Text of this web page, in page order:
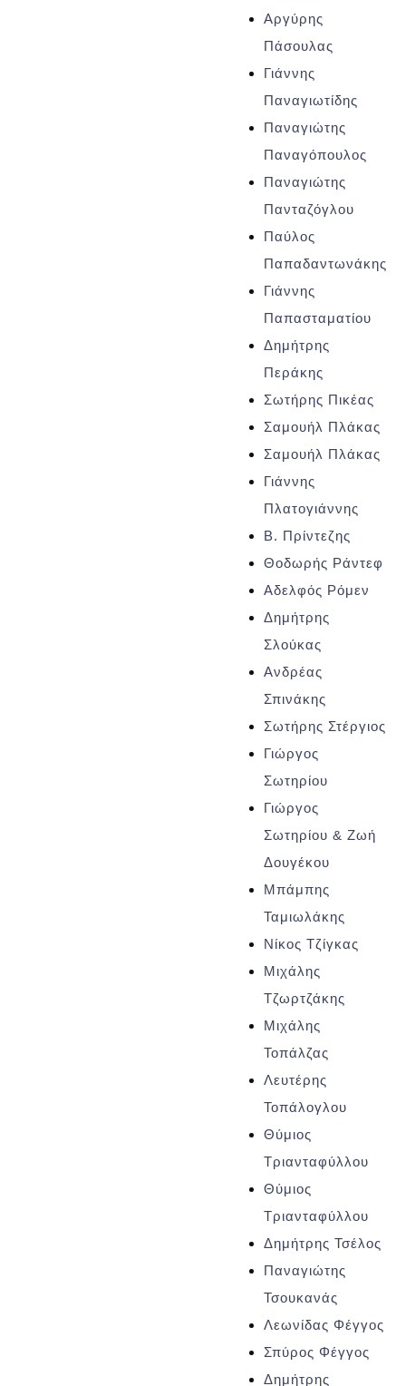
Αργύρης
Πάσουλας
Γιάννης
Παναγιωτίδης
Παναγιώτης
Παναγόπουλος
Παναγιώτης
Πανταζόγλου
Παύλος
Παπαδαντωνάκης
Γιάννης
Παπασταματίου
Δημήτρης
Περάκης
Σωτήρης Πικέας
Σαμουήλ Πλάκας
Σαμουήλ Πλάκας
Γιάννης
Πλατογιάννης
Β. Πρίντεζης
Θοδωρής Ράντεφ
Αδελφός Ρόμεν
Δημήτρης
Σλούκας
Ανδρέας
Σπινάκης
Σωτήρης Στέργιος
Γιώργος
Σωτηρίου
Γιώργος
Σωτηρίου & Ζωή
Δουγέκου
Μπάμπης
Ταμιωλάκης
Νίκος Τζίγκας
Μιχάλης
Τζωρτζάκης
Μιχάλης
Τοπάλζας
Λευτέρης
Τοπάλογλου
Θύμιος
Τριανταφύλλου
Θύμιος
Τριανταφύλλου
Δημήτρης Τσέλος
Παναγιώτης
Τσουκανάς
Λεωνίδας Φέγγος
Σπύρος Φέγγος
Δημήτρης